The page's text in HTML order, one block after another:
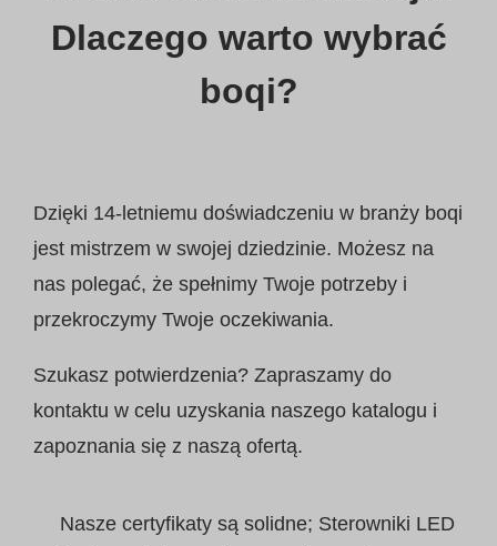
Dlaczego warto wybrać
boqi?
Dzięki 14-letniemu doświadczeniu w branży boqi
jest mistrzem w swojej dziedzinie. Możesz na
nas polegać, że spełnimy Twoje potrzeby i
przekroczymy Twoje oczekiwania.
Szukasz potwierdzenia? Zapraszamy do
kontaktu w celu uzyskania naszego katalogu i
zapoznania się z naszą ofertą.
Nasze certyfikaty są solidne; Sterowniki LED